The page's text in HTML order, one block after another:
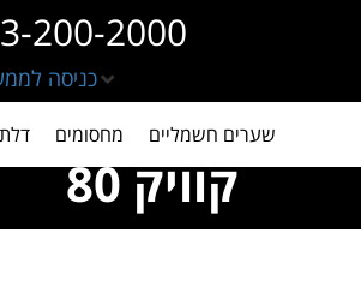
200-2000
כניסה
שערים חשמליים מחסומים
קוויק 80